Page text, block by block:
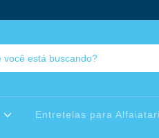
Entretelas para